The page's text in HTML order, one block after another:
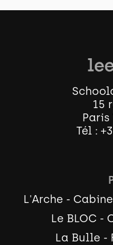
15
Paris
Tél :
L'Arche -
Le BLOC -
La Bulle -